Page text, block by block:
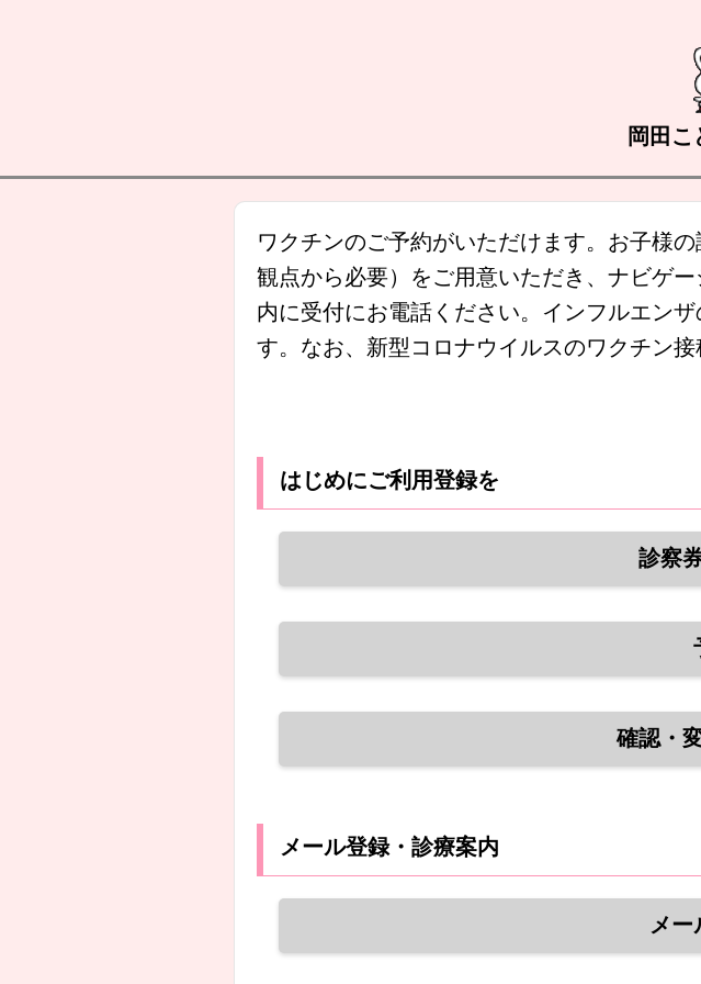
岡田こ
ワクチンのご予約がいただけます。お子様
観点から必要）をご用意いただき、ナビゲ
内に受付にお電話ください。インフルエン
す。なお、新型コロナウイルスのワクチン接
はじめにご利用登録を
診察
確認・
メール登録・診療案内
メー